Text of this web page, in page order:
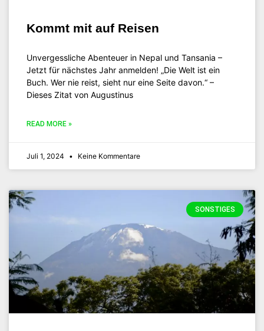
Kommt mit auf Reisen
Unvergessliche Abenteuer in Nepal und Tansania –
Jetzt für nächstes Jahr anmelden! „Die Welt ist ein
Buch. Wer nie reist, sieht nur eine Seite davon.“ –
Dieses Zitat von Augustinus
READ MORE »
Juli 1, 2024 Keine Kommentare
SONSTIGES